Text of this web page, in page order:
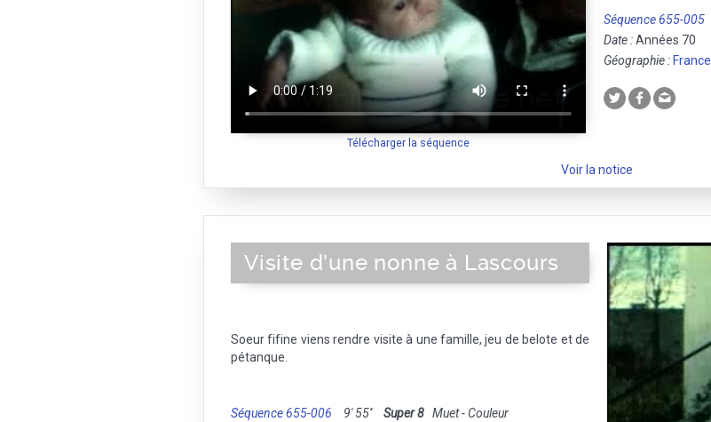
Télécharger la séquence
Séquence 655-005
Date :Années 70
Géographie : France
Voir la notice
Visite d'une nonne à Lascours
Soeur fifine viens rendre visite à une famille, jeu de belote et de
pétanque.
Séquence 655-006 9' 55'' Super 8 Muet - Couleur